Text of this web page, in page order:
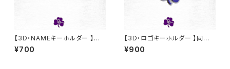
【3D・NAMEキーホルダー 】同
志社大学バスケ部
¥700
【3D・ロゴキーホルダー 】同志
社大学バスケ部
¥900